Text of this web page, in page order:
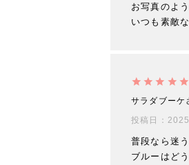
お写真のよ
いつも素敵
サラダブーケ
投稿日
普段なら迷
ブルーはど